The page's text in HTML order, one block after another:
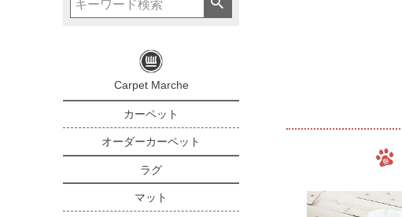
Carpet Marche
カーペット
オーダーカーペット
ラグ
マット